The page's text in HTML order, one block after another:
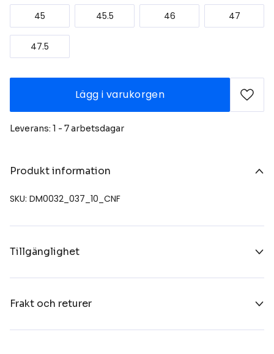
45 45.5 46 47
47.5
Lägg i varukorgen
Leverans: 1 - 7 arbetsdagar
Produkt information
SKU: DM0032_037_10_CNF
Tillgänglighet
Frakt och returer